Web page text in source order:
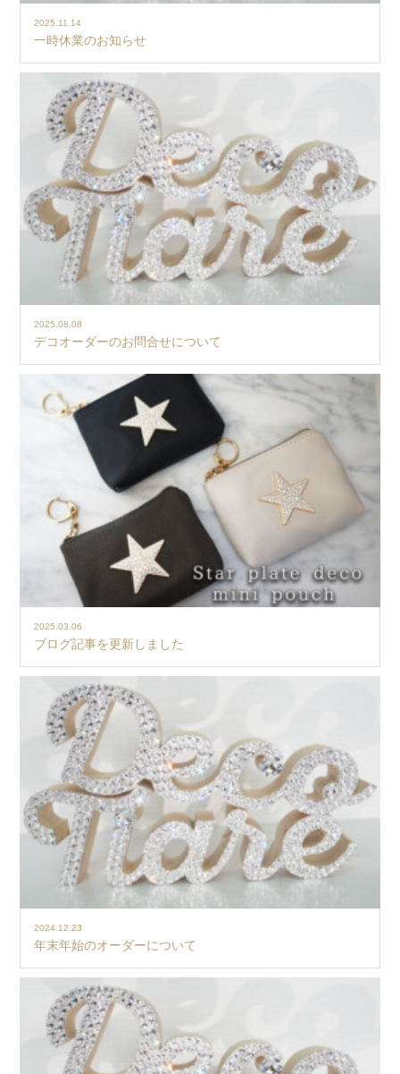
2025.11.14
一時休業のお知らせ
2025.08.08
デコオーダーのお問合せについて
2025.03.06
ブログ記事を更新しました
2024.12.23
年末年始のオーダーについて